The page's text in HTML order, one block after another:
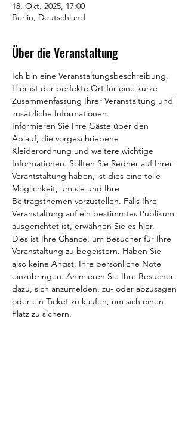
18. Okt. 2025, 17:00
Berlin, Deutschland
Über die Veranstaltung
Ich bin eine Veranstaltungsbeschreibung.
Hier ist der perfekte Ort für eine kurze
Zusammenfassung Ihrer Veranstaltung und
zusätzliche Informationen.
Informieren Sie Ihre Gäste über den
Ablauf, die vorgeschriebene
Kleiderordnung und weitere wichtige
Informationen. Sollten Sie Redner auf Ihrer
Verantstaltung haben, ist dies eine tolle
Möglichkeit, um sie und Ihre
Beitragsthemen vorzustellen. Falls Ihre
Veranstaltung auf ein bestimmtes Publikum
ausgerichtet ist, erwähnen Sie es hier.
Dies ist Ihre Chance, um Besucher für Ihre
Veranstaltung zu begeistern. Haben Sie
also keine Angst, Ihre persönliche Note
einzubringen. Animieren Sie Ihre Besucher
dazu, sich anzumelden, zu- oder abzusagen
oder ein Ticket zu kaufen, um sich einen
Platz zu sichern.